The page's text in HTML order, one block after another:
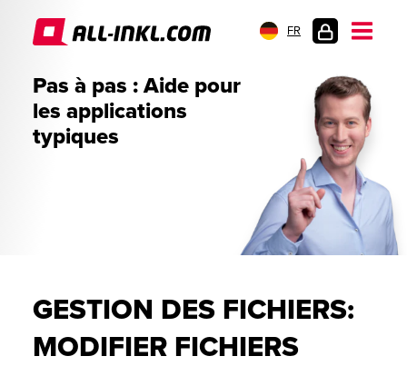
FR
Pas à pas : Aide pour
les applications
typiques
GESTION DES FICHIERS:
MODIFIER FICHIERS